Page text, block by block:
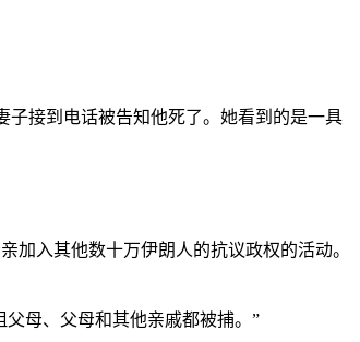
子接到电话被告知他死了。她看到的是一具
加入其他数十万伊朗人的抗议政权的活动。
母、父母和其他亲戚都被捕。”